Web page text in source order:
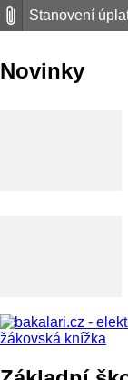
Stanovení
Novinky